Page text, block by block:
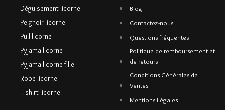
Déguisement licorne
Peignoir licorne
Pull licorne
Pyjama licorne
Pyjama licorne fille
Robe licorne
T shirt licorne
Blog
Contactez-nous
Questions fréquentes
Politique de remboursement et
de retours
Conditions Générales de
Ventes
Mentions Légales